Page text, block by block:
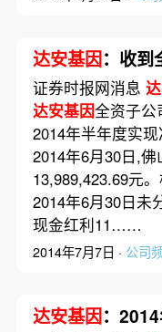
达安基因：收到
证券时报网消息
达安基因全资子公
2014年半年度实
2014年6月30日,
13,989,423.69元
2014年6月30日未
现金红利11……
2014年7月7日 · 公司
达安基因：